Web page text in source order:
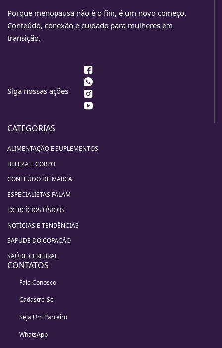
Porque menopausa não é o fim, é um novo começo.
Conteúdo, conexão e cuidado para mulheres em
transição.
Siga nossas ações
CATEGORIAS
ALIMENTAÇÃO E SUPLEMENTOS
BELEZA E CORPO
CONTEÚDO DE MARCA
ESPECIALISTAS FALAM
EXERCÍCIOS FÍSICOS
NOTÍCIAS E TENDÊNCIAS
SAPUDE DO CORAÇÃO
SAÚDE CEREBRAL
CONTATOS
Fale Conosco
Cadastre-Se
Seja Um Parceiro
WhatsApp